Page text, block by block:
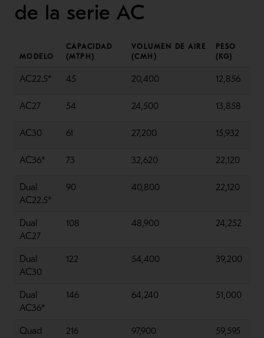
de la serie AC
MODELO
CAPACIDAD
(MTPH)
VOLUMEN DE AIRE
(CMH)
PESO
(KG)
AC22.5* 45 20,400 12,856
AC27 54 24,500 13,858
AC30 61 27,200 15,932
AC36* 73 32,620 22,120
Dual
AC22.5*
90 40,800 22,120
Dual
AC27
108 48,900 24,252
Dual
AC30
122 54,400 39,200
Dual
AC36*
146 64,240 51,000
Quad
216 97,900 59,595